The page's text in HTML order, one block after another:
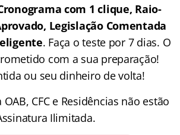
com 1 clique, Raio-
Legislação Comentada
. Faça o teste por 7 dias. O
com a sua preparação!
ou seu dinheiro de volta!
CFC e Residências não estão
Ilimitada.